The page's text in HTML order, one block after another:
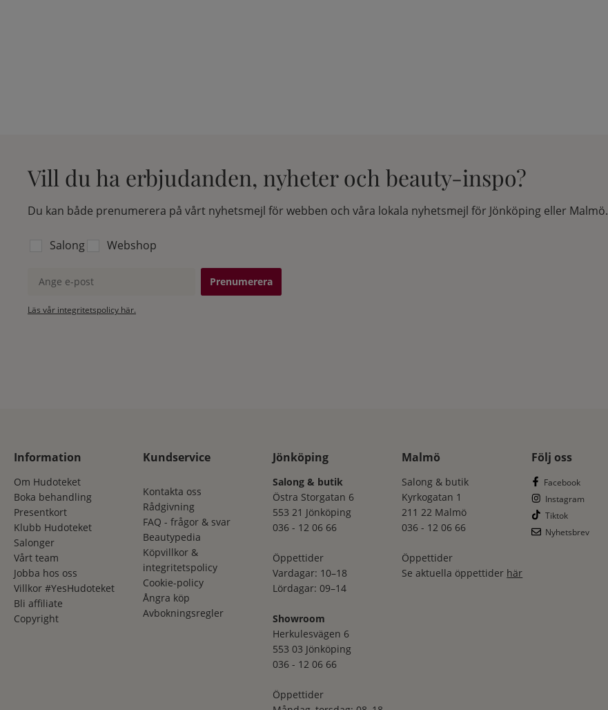
Vill du ha erbjudanden, nyheter och beauty-inspo?
Du kan både prenumerera på vårt nyhetsmejl för webben och våra lokala nyhetsmejl för Jönköping eller Malmö.
Välj vilken lista du vill prenumerera på:
Salong
Webshop
Ange e-post
Läs vår integritetspolicy här.
Information
Om Hudoteket
Boka behandling
Presentkort
Klubb Hudoteket
Salonger
Vårt team
Jobba hos oss
Villkor #YesHudoteket
Bli affiliate
Copyright
Kundservice
Kontakta oss
Rådgivning
FAQ - frågor & svar
Beautypedia
Köpvillkor &
integritetspolicy
Cookie-policy
Ångra köp
Avbokningsregler
Jönköping
Salong & butik
Östra Storgatan 6
553 21 Jönköping
036 - 12 06 66
Öppettider
Vardagar: 10–18
Lördagar: 09–14
Showroom
Herkulesvägen 6
553 03 Jönköping
036 - 12 06 66
Öppettider
Malmö
Salong & butik
Kyrkogatan 1
211 22 Malmö
036 - 12 06 66
Öppettider
Se aktuella öppettider här
Följ oss
Facebook
Instagram
Tiktok
Nyhetsbrev